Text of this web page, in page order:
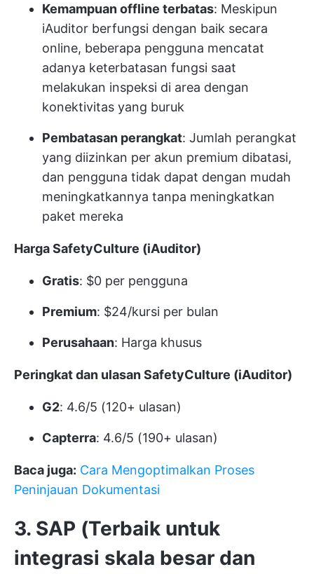
Kemampuan offline terbatas: Meskipun
iAuditor berfungsi dengan baik secara
online, beberapa pengguna mencatat
adanya keterbatasan fungsi saat
melakukan inspeksi di area dengan
konektivitas yang buruk
Pembatasan perangkat: Jumlah perangkat
yang diizinkan per akun premium dibatasi,
dan pengguna tidak dapat dengan mudah
meningkatkannya tanpa meningkatkan
paket mereka
Harga SafetyCulture (iAuditor)
Gratis: $0 per pengguna
Premium: $24/kursi per bulan
Perusahaan: Harga khusus
Peringkat dan ulasan SafetyCulture (iAuditor)
G2: 4.6/5 (120+ ulasan)
Capterra: 4.6/5 (190+ ulasan)
Baca juga: Cara Mengoptimalkan Proses
Peninjauan Dokumentasi
3. SAP (Terbaik untuk
integrasi skala besar dan